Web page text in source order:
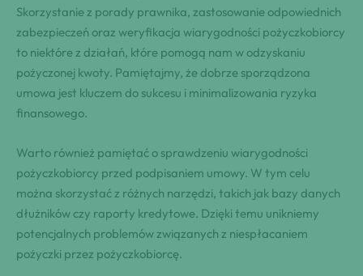
Skorzystanie z porady prawnika, zastosowanie odpowiednich
zabezpieczeń oraz weryfikacja wiarygodności pożyczkobiorcy
to niektóre z działań, które pomogą nam w odzyskaniu
pożyczonej kwoty. Pamiętajmy, że dobrze sporządzona
umowa jest kluczem do sukcesu i minimalizowania ryzyka
finansowego.
Warto również pamiętać o sprawdzeniu wiarygodności
pożyczkobiorcy przed podpisaniem umowy. W tym celu
można skorzystać z różnych narzędzi, takich jak bazy danych
dłużników czy raporty kredytowe. Dzięki temu unikniemy
potencjalnych problemów związanych z niespłacaniem
pożyczki przez pożyczkobiorcę.